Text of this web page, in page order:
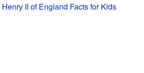
Henry II of England Facts for Kids